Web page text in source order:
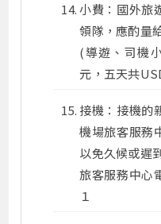
小費：國外旅
領隊，應酌量
(導遊、司機
元，五天共
接機：接機的
機場旅客服務
以免久候或遲
旅客服務中心
１